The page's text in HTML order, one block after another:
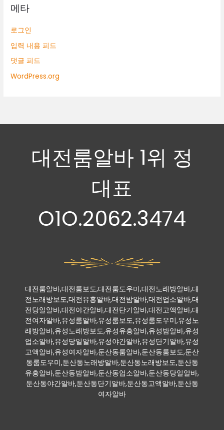
메타
로그인
입력 내용 피드
댓글 피드
WordPress.org
대전룸알바 1위 정
대표
O1O.2062.3474
대전룸알바,대전룸보도,대전룸도우미,대전노래방알바,대
전노래방보도,대전유흥알바,대전밤알바,대전업소알바,대
전당일알바,대전야간알바,대전단기알바,대전고액알바,대
전여자알바,유성룸알바,유성룸보도,유성룸도우미,유성노
래방알바,유성노래방보도,유성유흥알바,유성밤알바,유성
업소알바,유성당일알바,유성야간알바,유성단기알바,유성
고액알바,유성여자알바,둔산동룸알바,둔산동룸보도,둔산
동룸도우미,둔산동노래방알바,둔산동노래방보도,둔산동
유흥알바,둔산동밤알바,둔산동업소알바,둔산동당일알바,
둔산동야간알바,둔산동단기알바,둔산동고액알바,둔산동
여자알바